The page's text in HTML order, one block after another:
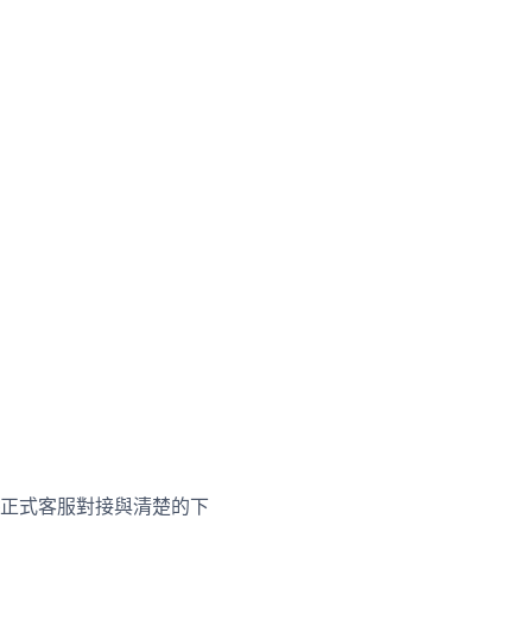
式客服對接與清楚的下